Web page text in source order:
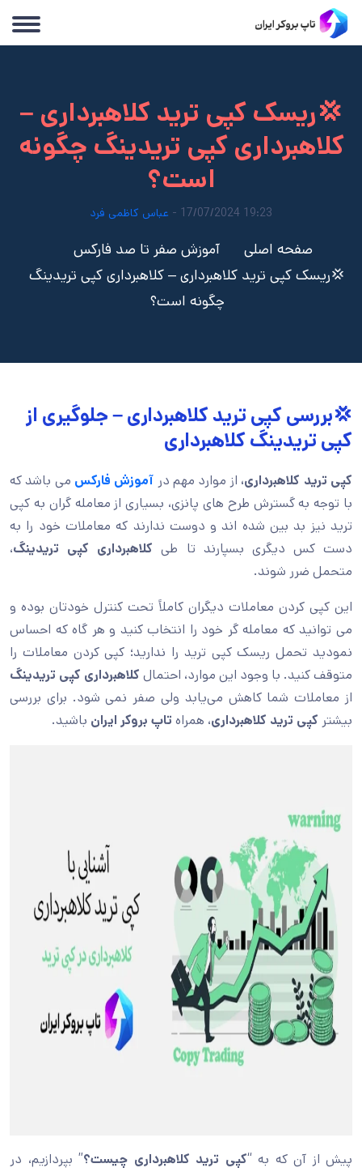
💢ریسک کپی ترید کلاهبرداری –
کلاهبرداری کپی تریدینگ چگونه
است؟
19:23 17/07/2024 - عباس کاظمی فرد
صفحه اصلی
آموزش صفر تا صد فارکس
💢ریسک کپی ترید کلاهبرداری – کلاهبرداری کپی تریدینگ
چگونه است؟
💢بررسی کپی ترید کلاهبرداری – جلوگیری از
کپی تریدینگ کلاهبرداری
کپی ترید کلاهبرداری، از موارد مهم در آموزش فارکس می باشد که
با توجه به گسترش طرح های پانزی، بسیاری از معامله گران به کپی
ترید نیز بد بین شده اند و دوست ندارند که معاملات خود را به
دست کس دیگری بسپارند تا طی کلاهبرداری کپی تریدینگ،
متحمل ضرر شوند.
این کپی کردن معاملات دیگران کاملاً تحت کنترل خودتان بوده و
می توانید که معامله گر خود را انتخاب کنید و هر گاه که احساس
نمودید تحمل ریسک کپی ترید را ندارید؛ کپی کردن معاملات را
متوقف کنید. با وجود این موارد، احتمال کلاهبرداری کپی تریدینگ
از معاملات شما کاهش می‌یابد ولی صفر نمی شود. برای بررسی
بیشتر کپی ترید کلاهبرداری، همراه تاپ بروکر ایران باشید.
پیش از آن که به “کپی ترید کلاهبرداری چیست؟” بپردازیم، در